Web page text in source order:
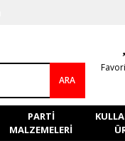
ARA
PARTI
MALZEMELERI